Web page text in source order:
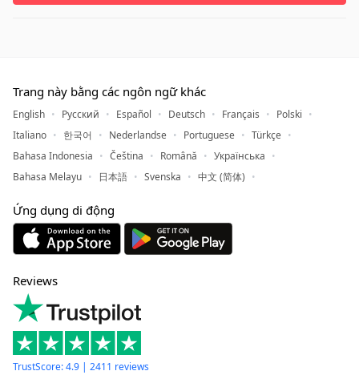
Trang này bằng các ngôn ngữ khác
English Русский Español Deutsch Français
Polski
Italiano
한국어 Nederlandse Portuguese
Türkçe
Bahasa Indonesia
Čeština Română
Українська
Bahasa Melayu
日本語 Svenska 中文 (简体)
Ứng dụng di động
Reviews
TrustScore: 4.9 | 2411 reviews